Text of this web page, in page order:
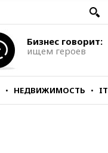
Бизнес говорит:
ищем героев
НЕДВИЖИМОСТЬ IT